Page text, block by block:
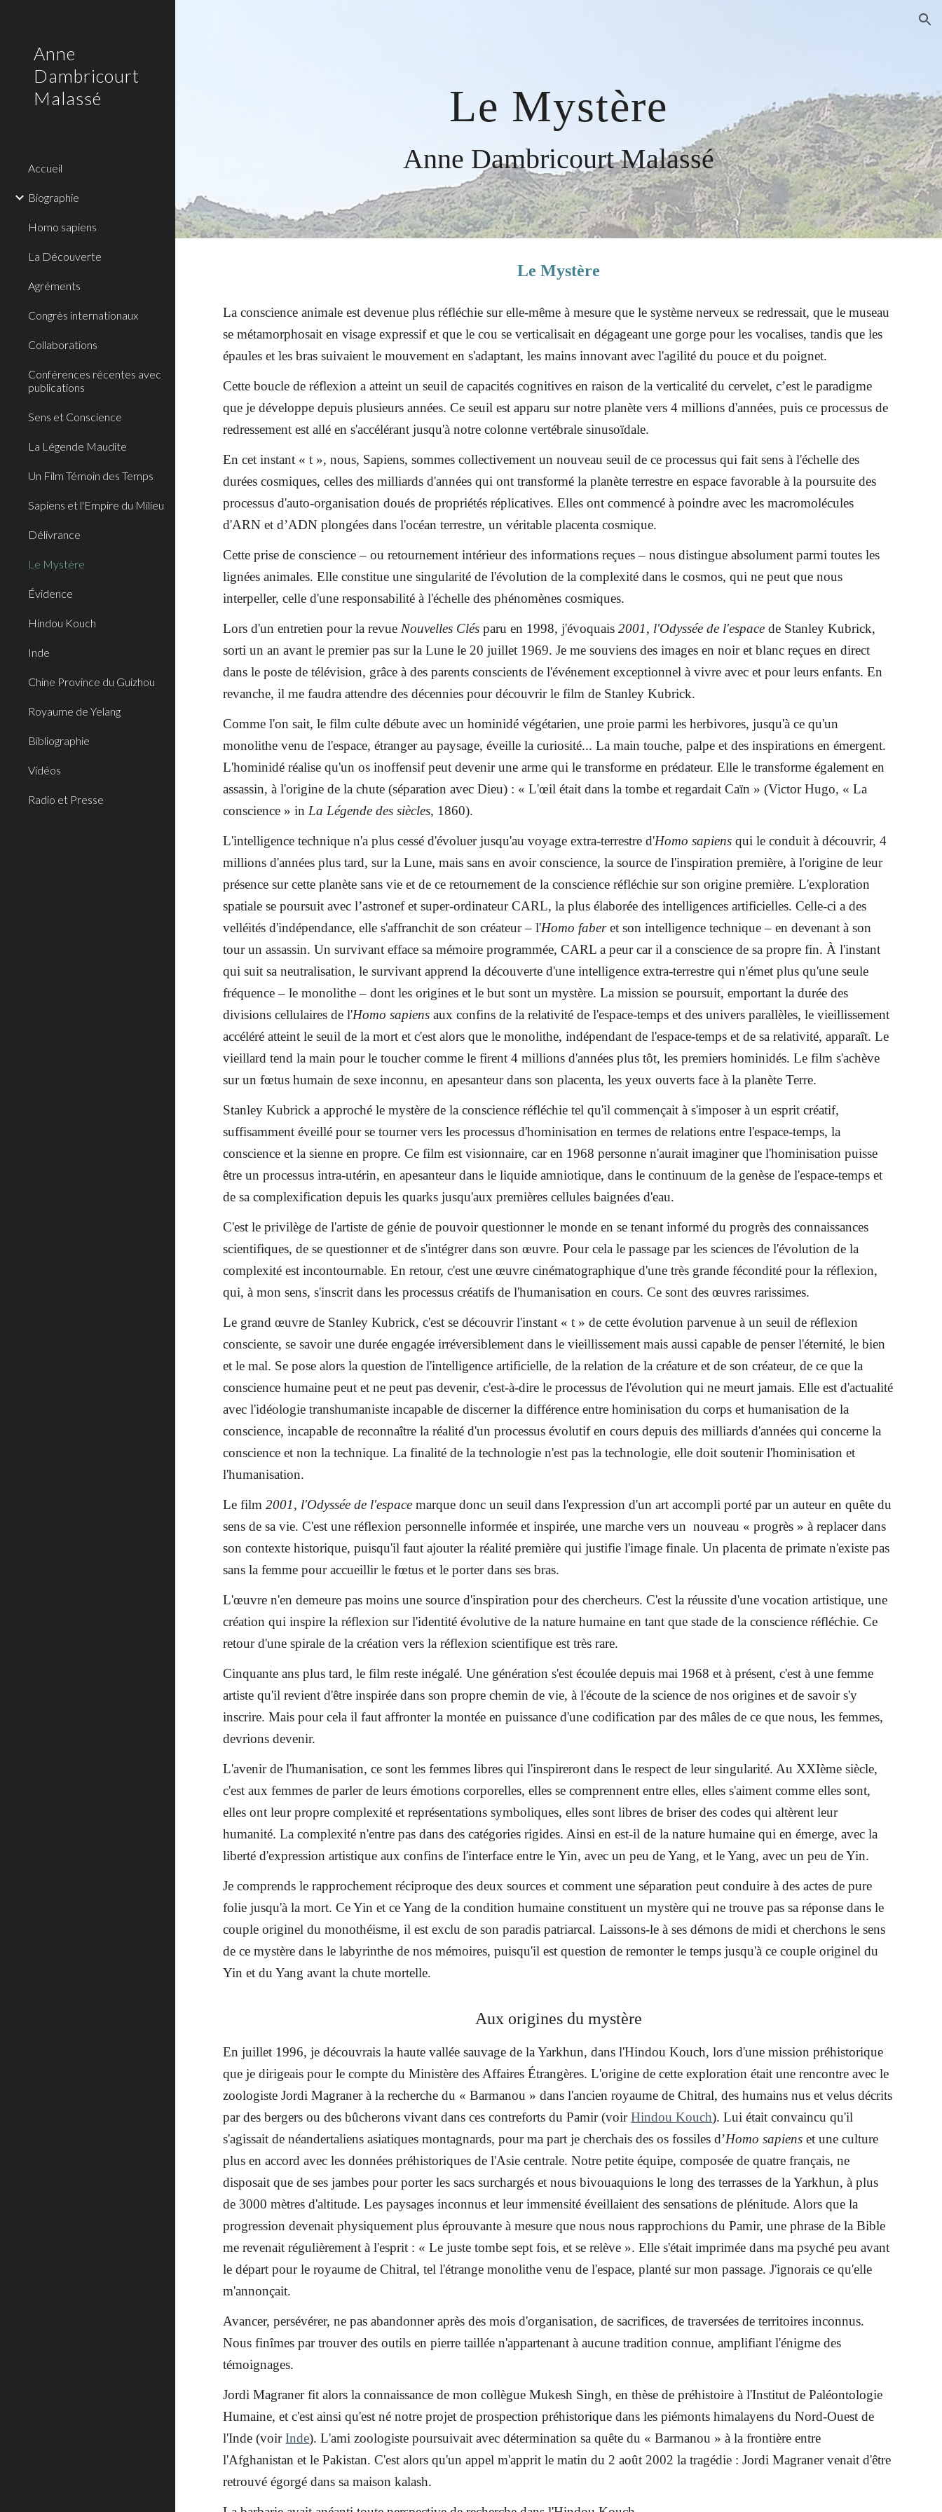
Anne
Dambricourt
Malassé
Accueil
Biographie
Homo sapiens
La Découverte
Agréments
Congrès internationaux
Collaborations
Conférences récentes avec
publications
Sens et Conscience
La Légende Maudite
Un Film Témoin des Temps
Sapiens et l'Empire du Milieu
Délivrance
Le Mystère
Évidence
Hindou Kouch
Inde
Chine Province du Guizhou
Royaume de Yelang
Bibliographie
Vidéos
Radio et Presse
Le Mystère
Anne Dambricourt Malassé
Le Mystère
La conscience animale est devenue plus réfléchie sur elle-même à mesure que le système nerveux se redressait, que le museau
se métamorphosait en visage expressif et que le cou se verticalisait en dégageant une gorge pour les vocalises, tandis que les
épaules et les bras suivaient le mouvement en s'adaptant, les mains innovant avec l'agilité du pouce et du poignet.
Cette boucle de réflexion a atteint un seuil de capacités cognitives en raison de la verticalité du cervelet, c’est le paradigme
que je développe depuis plusieurs années. Ce seuil est apparu sur notre planète vers 4 millions d'années, puis ce processus de
redressement est allé en s'accélérant jusqu'à notre colonne vertébrale sinusoïdale.
En cet instant « t », nous, Sapiens, sommes collectivement un nouveau seuil de ce processus qui fait sens à l'échelle des
durées cosmiques, celles des milliards d'années qui ont transformé la planète terrestre en espace favorable à la poursuite des
processus d'auto-organisation doués de propriétés réplicatives. Elles ont commencé à poindre avec les macromolécules
d'ARN et d’ADN plongées dans l'océan terrestre, un véritable placenta cosmique.
Cette prise de conscience – ou retournement intérieur des informations reçues – nous distingue absolument parmi toutes les
lignées animales. Elle constitue une singularité de l'évolution de la complexité dans le cosmos, qui ne peut que nous
interpeller, celle d'une responsabilité à l'échelle des phénomènes cosmiques.
Lors d'un entretien pour la revue Nouvelles Clésparu en 1998,j'évoquais2001, l'Odyssée de l'espace de Stanley Kubrick,
sorti un an avant le premier pas sur la Lune le 20 juillet 1969. Je me souviens des images en noir et blanc reçues en direct
dans le poste de télévision, grâce à des parents conscients de l'événement exceptionnel à vivre avec et pour leurs enfants. En
revanche, il me faudra attendre des décennies pour découvrir le film de Stanley Kubrick.
Comme l'on sait, le film culte débute avec un hominidé végétarien, une proie parmi les herbivores, jusqu'à ce qu'un
monolithe venu de l'espace, étranger au paysage, éveille la curiosité... La main touche, palpe et des inspirations en émergent.
L'hominidé réalise qu'un os inoffensif peut devenir une arme qui le transforme en prédateur. Elle le transforme également en
assassin, à l'origine de la chute (séparation avec Dieu) : « L'œil était dans la tombe et regardait Caïn » (Victor Hugo, « La
conscience » in La Légende des siècles, 1860).
L'intelligence technique n'a plus cessé d'évoluer jusqu'au voyage extra-terrestre d'Homo sapiens qui le conduit à découvrir, 4
millions d'années plus tard, sur la Lune, mais sans en avoir conscience, la source de l'inspiration première, à l'origine de leur
présence sur cette planète sans vie et de ce retournement de la conscience réfléchie sur son origine première. L'exploration
spatiale se poursuit avec l’astronef et super-ordinateur CARL, la plus élaborée des intelligences artificielles. Celle-ci a des
velléités d'indépendance, elle s'affranchit de son créateur – l'Homo faberet son intelligence technique – en devenant à son
tour un assassin. Un survivant efface sa mémoire programmée, CARL a peur car il a conscience de sa propre fin. À l'instant
qui suit sa neutralisation, le survivant apprend la découverte d'une intelligence extra-terrestre qui n'émet plus qu'une seule
fréquence – le monolithe – dont les origines et le but sont un mystère. La mission se poursuit, emportant la durée des
divisions cellulaires de l'Homo sapiensaux confins de la relativité de l'espace-temps et des univers parallèles, le vieillissement
accéléré atteint le seuil de la mort et c'est alors que le monolithe, indépendant de l'espace-temps et de sa relativité, apparaît. Le
vieillard tend la main pour le toucher comme le firent 4 millions d'années plus tôt, les premiers hominidés. Le film s'achève
sur un fœtus humain de sexe inconnu, en apesanteur dans son placenta, les yeux ouverts face à la planète Terre.
Stanley Kubrick a approché le mystère de la conscience réfléchie tel qu'il commençait à s'imposer à un esprit créatif,
suffisamment éveillé pour se tourner vers les processus d'hominisation en termes de relations entre l'espace-temps, la
conscience et la sienne en propre. Ce film est visionnaire, car en 1968 personne n'aurait imaginer que l'hominisation puisse
être un processus intra-utérin, en apesanteur dans le liquide amniotique, dans le continuum de la genèse de l'espace-temps et
de sa complexification depuis les quarks jusqu'aux premières cellules baignées d'eau.
C'est le privilège de l'artiste de génie de pouvoir questionner le monde en se tenant informé du progrès des connaissances
scientifiques, de se questionner et de s'intégrer dans son œuvre. Pour cela le passage par les sciences de l'évolution de la
complexité est incontournable. En retour, c'est une œuvre cinématographique d'une très grande fécondité pour la réflexion,
qui, à mon sens, s'inscrit dans les processus créatifs de l'humanisation en cours. Ce sont des œuvres rarissimes.
Le grand œuvre de Stanley Kubrick, c'est se découvrir l'instant « t » de cette évolution parvenue à un seuil de réflexion
consciente, se savoir une durée engagée irréversiblement dans le vieillissement mais aussi capable de penser l'éternité, le bien
et le mal. Se pose alors la question de l'intelligence artificielle, de la relation de la créature et de son créateur, de ce que la
conscience humaine peut et ne peut pas devenir, c'est-à-dire le processus de l'évolution qui ne meurt jamais. Elle est d'actualité
avec l'idéologie transhumaniste incapable de discerner la différence entre hominisation du corps et humanisation de la
conscience, incapable de reconnaître la réalité d'un processus évolutif en cours depuis des milliards d'années qui concerne la
conscience et non la technique. La finalité de la technologie n'est pas la technologie, elle doit soutenir l'hominisation et
l'humanisation.
Le film2001, l'Odyssée de l'espace marque donc un seuil dans l'expression d'un art accompli porté par un auteur en quête du
sens de sa vie. C'est une réflexion personnelle informée et inspirée, une marche vers un nouveau « progrès » à replacer dans
son contexte historique, puisqu'il faut ajouter la réalité première qui justifie l'image finale. Un placenta de primate n'existe pas
sans la femme pour accueillir le fœtus et le porter dans ses bras.
L'œuvre n'en demeure pas moins une source d'inspiration pour des chercheurs. C'est la réussite d'une vocation artistique, une
création qui inspire la réflexion sur l'identité évolutive de la nature humaine en tant que stade de la conscience réfléchie. Ce
retour d'une spirale de la création vers la réflexion scientifique est très rare.
Cinquante ans plus tard, le film reste inégalé. Une génération s'est écoulée depuis mai 1968 et à présent, c'est à une femme
artiste qu'il revient d'être inspirée dans son propre chemin de vie, à l'écoute de la science de nos origines et de savoir s'y
inscrire. Mais pour cela il faut affronter la montée en puissance d'une codification par des mâles de ce que nous, les femmes,
devrions devenir.
L'avenir de l'humanisation, ce sont les femmes libres qui l'inspireront dans le respect de leur singularité. Au XXIème siècle,
c'est aux femmes de parler de leurs émotions corporelles, elles se comprennent entre elles, elles s'aiment comme elles sont,
elles ont leur propre complexité et représentations symboliques, elles sont libres de briser des codes qui altèrent leur
humanité. La complexité n'entre pas dans des catégories rigides. Ainsi en est-il de la nature humaine qui en émerge, avec la
liberté d'expression artistique aux confins de l'interface entre le Yin, avec un peu de Yang, et le Yang, avec un peu de Yin.
Je comprends le rapprochement réciproque des deux sources et comment une séparation peut conduire à des actes de pure
folie jusqu'à la mort. Ce Yin et ce Yang de la condition humaine constituent un mystère qui ne trouve pas sa réponse dans le
couple originel du monothéisme, il est exclu de son paradis patriarcal. Laissons-le à ses démons de midi et cherchons le sens
de ce mystère dans le labyrinthe de nos mémoires, puisqu'il est question de remonter le temps jusqu'à ce couple originel du
Yin et du Yang avant la chute mortelle.
Aux origines du mystère
En juillet 1996, je découvrais la haute vallée sauvage de la Yarkhun, dans l'Hindou Kouch, lors d'une mission préhistorique
que je dirigeais pour le compte du Ministère des Affaires Étrangères. L'origine de cette exploration était une rencontre avec le
zoologiste Jordi Magraner à la recherche du « Barmanou » dans l'ancien royaume de Chitral, des humains nus et velus décrits
par des bergers ou des bûcherons vivant dans ces contreforts du Pamir (voir Hindou Kouch). Lui était convaincu qu'il
s'agissait de néandertaliens asiatiques montagnards, pour ma part je cherchais des os fossiles d’Homo sapiens et une culture
plus en accord avec les données préhistoriques de l'Asie centrale. Notre petite équipe, composée de quatre français, ne
disposait que de ses jambes pour porter les sacs surchargés et nous bivouaquions le long des terrasses de la Yarkhun, à plus
de 3000 mètres d'altitude. Les paysages inconnus et leur immensité éveillaient des sensations de plénitude. Alors que la
progression devenait physiquement plus éprouvante à mesure que nous nous rapprochions du Pamir, une phrase de la Bible
me revenait régulièrement à l'esprit : « Le juste tombe sept fois, et se relève ». Elle s'était imprimée dans ma psyché peu avant
le départ pour le royaume de Chitral, tel l'étrange monolithe venu de l'espace, planté sur mon passage. J'ignorais ce qu'elle
m'annonçait.
Avancer, persévérer, ne pas abandonner après des mois d'organisation, de sacrifices, de traversées de territoires inconnus.
Nous finîmes par trouver des outils en pierre taillée n'appartenant à aucune tradition connue, amplifiant l'énigme des
témoignages.
Jordi Magraner fit alors la connaissance de mon collègue Mukesh Singh, en thèse de préhistoire à l'Institut de Paléontologie
Humaine, et c'est ainsi qu'est né notre projet de prospection préhistorique dans les piémonts himalayens du Nord-Ouest de
l'Inde (voir Inde). L'ami zoologiste poursuivait avec détermination sa quête du « Barmanou » à la frontière entre
l'Afghanistan et le Pakistan. C'est alors qu'un appel m'apprit le matin du 2 août 2002 la tragédie : Jordi Magraner venait d'être
retrouvé égorgé dans sa maison kalash.